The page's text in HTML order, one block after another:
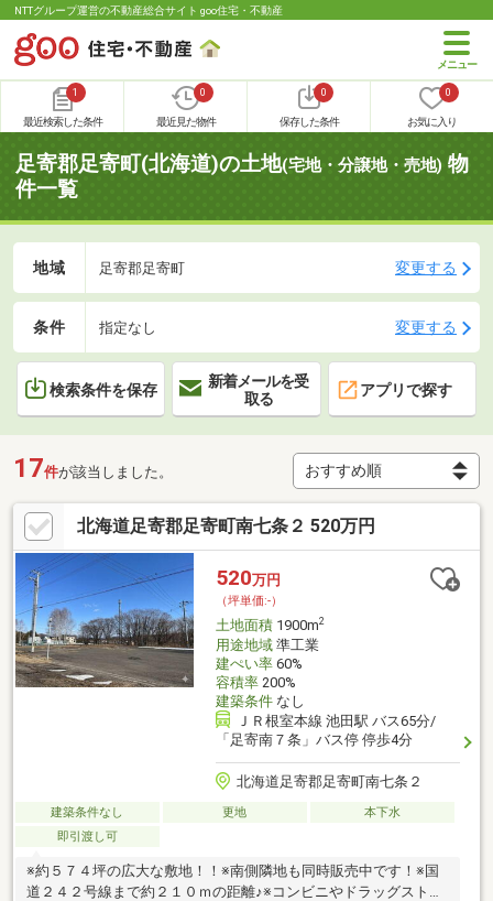
NTTグループ運営の不動産総合サイト goo住宅・不動産
1
最近検索した条件
0
最近見た物件
0
保存した条件
0
お気に入り
足寄郡足寄町(北海道)の土地(宅地・分譲地・売地) 物
件一覧
地域 足寄郡足寄町 変更する
条件 指定なし 変更する
検索条件を保存
新着メールを受
取る
アプリで探す
17件が該当しました。
北海道足寄郡足寄町南七条２ 520万円
520万円
（坪単価:-）
土地面積1900m2
用途地域準工業
建ぺい率60%
容積率200%
建築条件なし
ＪＲ根室本線 池田駅 バス65分/
「足寄南７条」バス停 停歩4分
北海道足寄郡足寄町南七条２
建築条件なし 更地
本下水
即引渡し可
※約５７４坪の広大な敷地！！※南側隣地も同時販売中です！※国
道２４２号線まで約２１０ｍの距離♪※コンビニやドラッグストア